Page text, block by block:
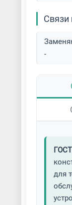
Связи
-
ГОСТ
для